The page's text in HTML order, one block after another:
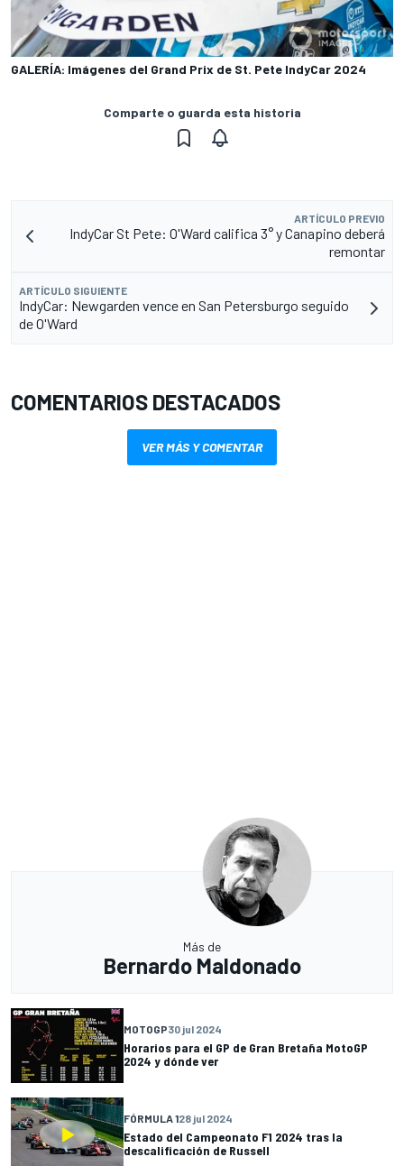
GALERÍA: Imágenes del Grand Prix de St. Pete IndyCar 2024
Comparte o guarda esta historia
ARTÍCULO PREVIO
IndyCar St Pete: O'Ward califica 3° y Canapino deberá
remontar
ARTÍCULO SIGUIENTE
IndyCar: Newgarden vence en San Petersburgo seguido
de O'Ward
COMENTARIOS DESTACADOS
VER MÁS Y COMENTAR
Más de
Bernardo Maldonado
MOTOGP30 jul 2024
Horarios para el GP de Gran Bretaña MotoGP
2024 y dónde ver
FÓRMULA 128 jul 2024
Estado del Campeonato F1 2024 tras la
descalificación de Russell